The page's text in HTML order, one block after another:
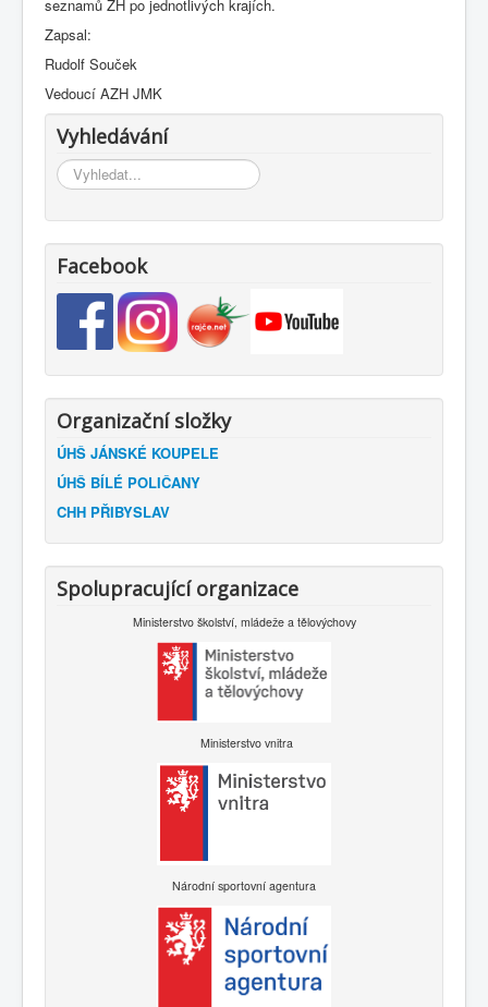
seznamů ZH po jednotlivých krajích.
Zapsal:
Rudolf Souček
Vedoucí AZH JMK
Vyhledávání
Vyhledávání...
Facebook
Organizační složky
ÚHŠ JÁNSKÉ KOUPELE
ÚHŠ BÍLÉ POLIČANY
CHH PŘIBYSLAV
Spolupracující organizace
Ministerstvo školství, mládeže a tělovýchovy
Ministerstvo vnitra
Národní sportovní agentura